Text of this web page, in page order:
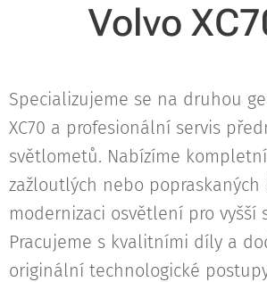
Volvo
Specializujeme se na druhou
XC70 a profesionální servis
světlometů. Nabízíme
zažloutlých nebo popraskaných
modernizaci osvětlení pro vyšší
Pracujeme s kvalitními díly a
originální technologické